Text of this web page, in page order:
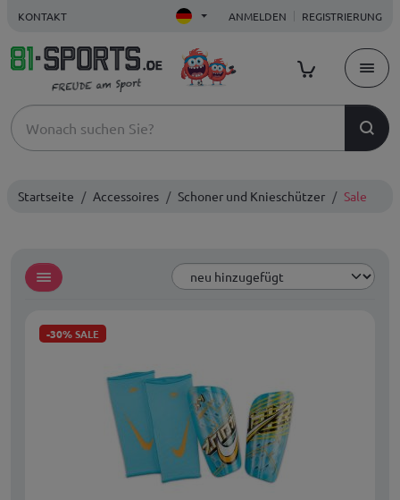
KONTAKT ANMELDEN REGISTRIERUNG
Startseite Accessoires Schoner und Knieschützer Sale
-30%SALE